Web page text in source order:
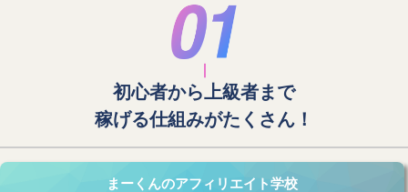
初心者から上級者まで
稼げる仕組みがたくさん！
まーくんのアフィリエイト学校